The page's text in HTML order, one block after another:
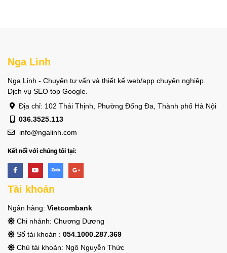
Nga Linh
Nga Linh - Chuyên tư vấn và thiết kế web/app chuyên nghiệp.
Dịch vụ SEO top Google.
Địa chỉ: 102 Thái Thịnh, Phường Đống Đa, Thành phố Hà Nội
036.3525.113
info@ngalinh.com
Kết nối với chúng tôi tại:
Tài khoản
Ngân hàng: Vietcombank
Chi nhánh: Chương Dương
Số tài khoản : 054.1000.287.369
Chủ tài khoản: Ngô Nguyễn Thức